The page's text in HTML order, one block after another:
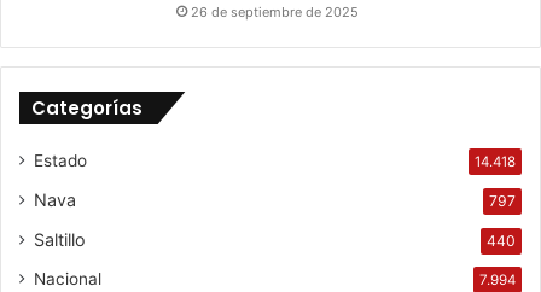
26 de septiembre de 2025
Categorías
Estado 14.418
Nava 797
Saltillo 440
Nacional 7.994